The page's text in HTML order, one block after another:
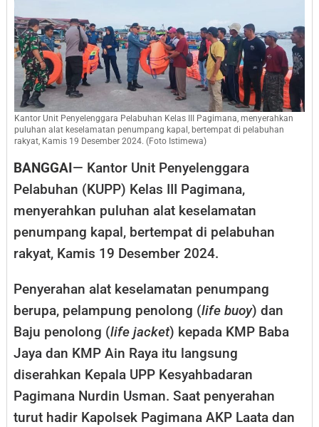
Kapal
Kantor Unit Penyelenggara Pelabuhan Kelas III Pagimana, menyerahkan
puluhan alat keselamatan penumpang kapal, bertempat di pelabuhan
rakyat, Kamis 19 Desember 2024. (Foto Istimewa)
BANGGAI— Kantor Unit Penyelenggara
Pelabuhan (KUPP) Kelas III Pagimana,
menyerahkan puluhan alat keselamatan
penumpang kapal, bertempat di pelabuhan
rakyat, Kamis 19 Desember 2024.
Penyerahan alat keselamatan penumpang
berupa, pelampung penolong (life buoy) dan
Baju penolong (life jacket) kepada KMP Baba
Jaya dan KMP Ain Raya itu langsung
diserahkan Kepala UPP Kesyahbadaran
Pagimana Nurdin Usman. Saat penyerahan
turut hadir Kapolsek Pagimana AKP Laata dan